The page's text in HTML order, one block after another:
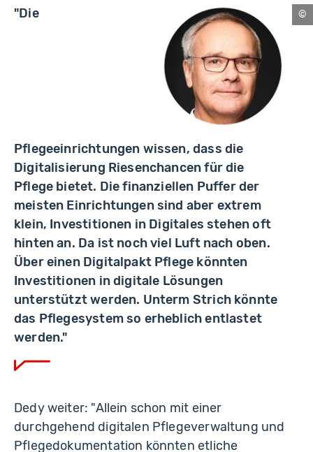
"Die
Pflegeeinrichtungen wissen, dass die
Digitalisierung Riesenchancen für die
Pflege bietet. Die finanziellen Puffer der
meisten Einrichtungen sind aber extrem
klein, Investitionen in Digitales stehen oft
hinten an. Da ist noch viel Luft nach oben.
Über einen Digitalpakt Pflege könnten
Investitionen in digitale Lösungen
unterstützt werden. Unterm Strich könnte
das Pflegesystem so erheblich entlastet
werden."
Dedy weiter: "Allein schon mit einer
durchgehend digitalen Pflegeverwaltung und
Pflegedokumentation könnten etliche